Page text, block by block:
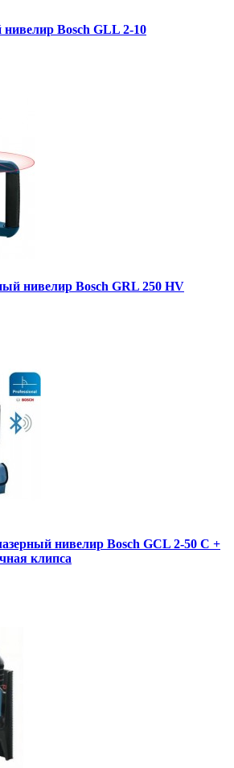
Bosch GLL 2-10
нивелир Bosch GRL 250 HV
нивелир Bosch GCL 2-50 C +
клипса